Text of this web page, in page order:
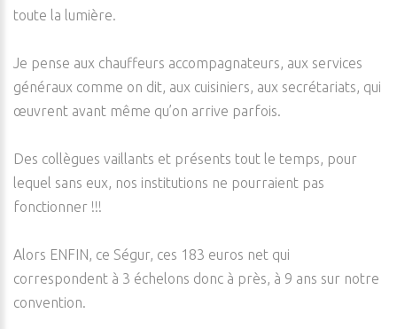
toute la lumière.
Je pense aux chauffeurs accompagnateurs, aux services
généraux comme on dit, aux cuisiniers, aux secrétariats, qui
œuvrent avant même qu’on arrive parfois.
Des collègues vaillants et présents tout le temps, pour
lequel sans eux, nos institutions ne pourraient pas
fonctionner !!!
Alors ENFIN, ce Ségur, ces 183 euros net qui
correspondent à 3 échelons donc à près, à 9 ans sur notre
convention.